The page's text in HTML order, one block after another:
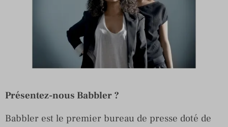
Présentez-nous Babbler ?
Babbler est le premier bureau de presse doté de